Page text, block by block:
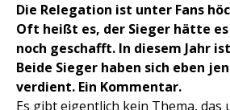
Die Relegation ist unter Fans
Oft heißt es, der Sieger hätte
noch geschafft. In diesem Jahr
Beide Sieger haben sich eben
verdient. Ein Kommentar.
Es gibt eigentlich kein Thema, das